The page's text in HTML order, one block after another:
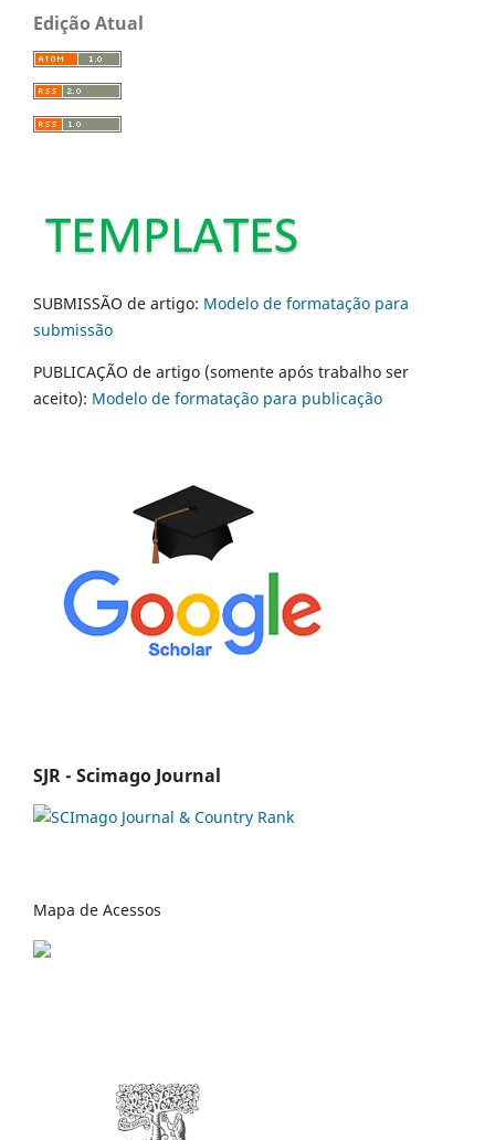
Edição Atual
SUBMISSÃO de artigo: Modelo de formatação para
submissão
PUBLICAÇÃO de artigo (somente após trabalho ser
aceito): Modelo de formatação para publicação
SJR - Scimago Journal
Mapa de Acessos